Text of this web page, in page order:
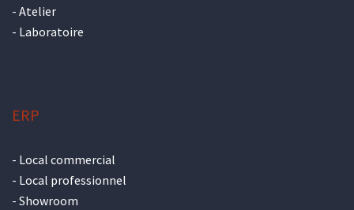
- Atelier
- Laboratoire
ERP
- Local commercial
- Local professionnel
- Showroom